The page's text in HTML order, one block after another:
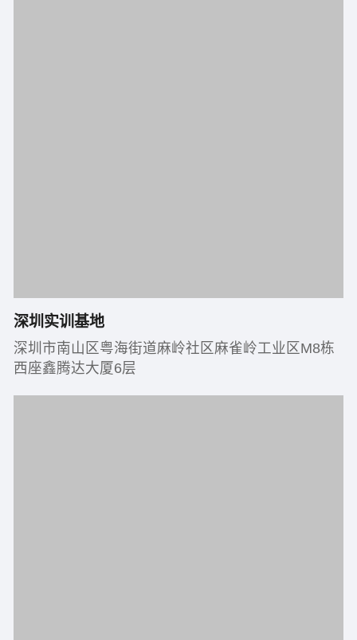
深圳实训基地
深圳市南山区粤海街道麻岭社区麻雀岭工业区M8栋
西座鑫腾达大厦6层